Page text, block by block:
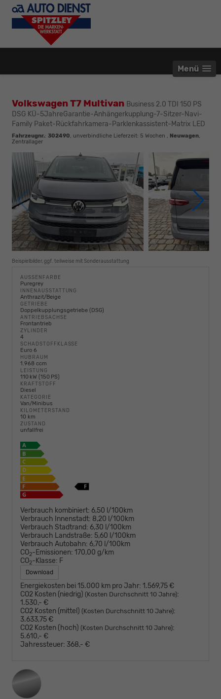
Menü
Volkswagen T7 Multivan Business 2.0 TDI 150 PS
DSG KÜ-5JahreGarantie-Anhängerkupplung-7-Sitzer-Navi-
Family Paket-Rückfahrkamera-Parklenkassistent-Matrix LED
Fahrzeugnr.: 302490, unverbindliche Lieferzeit: 5 Wochen , Neuwagen,
Zentrallager
Beispielbilder, ggf. teilweise mit Sonderausstattung
AUSSENFARBE
Puregrey
INNENAUSSTATTUNG
Anthrazit/Beige
GETRIEBE
Doppelkupplungsgetriebe (DSG)
ANTRIEBSACHSE
Frontantrieb
ZYLINDER
4
SCHADSTOFFKLASSE
Euro 6
HUBRAUM
1.968 ccm
LEISTUNG
110 kW (150 PS)
KRAFTSTOFF
Diesel
KATEGORIE
Van/Minibus
KILOMETERSTAND
10 km
ZUSTAND
unfallfrei
Verbrauch kombiniert: 6,50 l/100km
Verbrauch Innenstadt: 8,20 l/100km
Verbrauch Stadtrand: 6,30 l/100km
Verbrauch Landstraße: 5,60 l/100km
Verbrauch Autobahn: 6,70 l/100km
CO2-Emissionen: 170,00 g/km
CO2-Klasse: F
Download
Energiekosten bei 15.000 km pro Jahr: 1.569,75 €
CO2 Kosten (niedrig) (Kosten Durchschnitt 10 Jahre):
1.530,- €
CO2 Kosten (mittel) (Kosten Durchschnitt 10 Jahre):
3.633,75 €
CO2 Kosten (hoch) (Kosten Durchschnitt 10 Jahre):
5.610,- €
Jahressteuer: 368,- €